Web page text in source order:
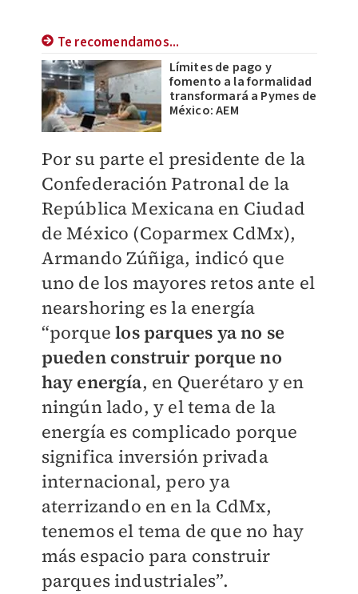
Te recomendamos...
Límites de pago y
fomento a la formalidad
transformará a Pymes de
México: AEM
Por su parte el presidente de la
Confederación Patronal de la
República Mexicana en Ciudad
de México (Coparmex CdMx),
Armando Zúñiga, indicó que
uno de los mayores retos ante el
nearshoring es la energía
“porque los parques ya no se
pueden construir porque no
hay energía, en Querétaro y en
ningún lado, y el tema de la
energía es complicado porque
significa inversión privada
internacional, pero ya
aterrizando en en la CdMx,
tenemos el tema de que no hay
más espacio para construir
parques industriales”.